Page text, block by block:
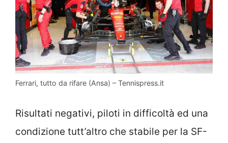
Ferrari, tutto da rifare (Ansa) – Tennispress.it
Risultati negativi, piloti in difficoltà ed una
condizione tutt’altro che stabile per la SF-